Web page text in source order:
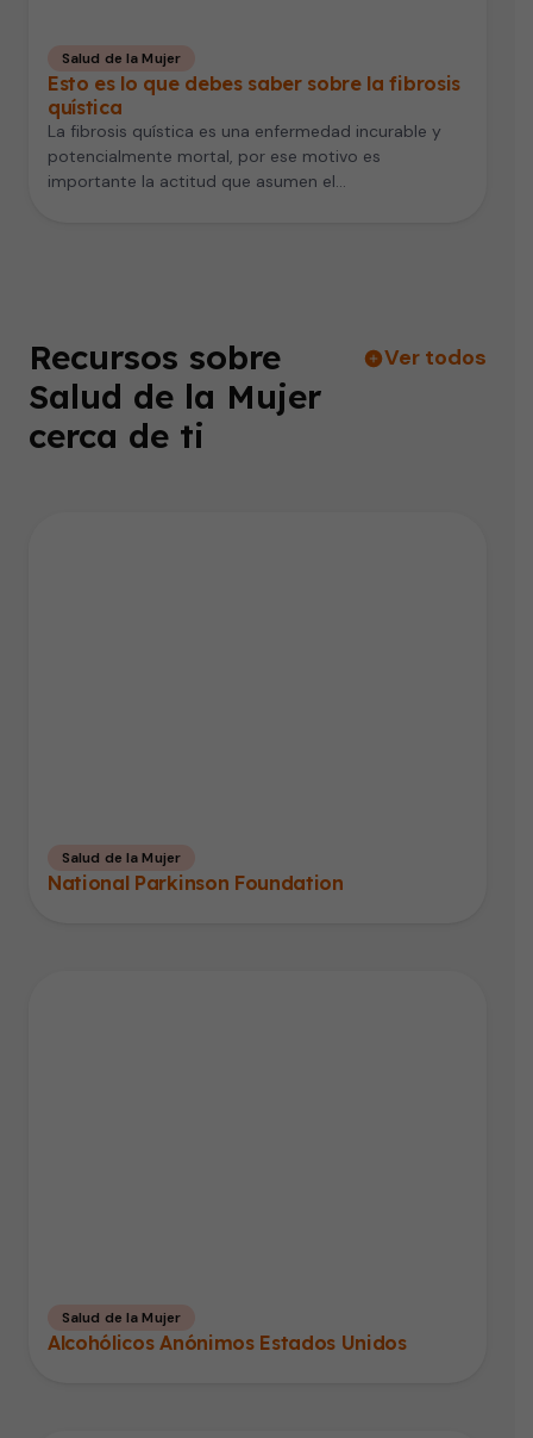
Salud de la Mujer
Esto es lo que debes saber sobre la fibrosis
quística
La fibrosis quística es una enfermedad incurable y
potencialmente mortal, por ese motivo es
importante la actitud que asumen el…
Recursos sobre
Salud de la Mujer
cerca de ti
Ver todos
Salud de la Mujer
National Parkinson Foundation
Salud de la Mujer
Alcohólicos Anónimos Estados Unidos